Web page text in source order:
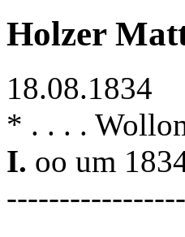
Holzer
18.08.1834
* . . . .
I. oo um